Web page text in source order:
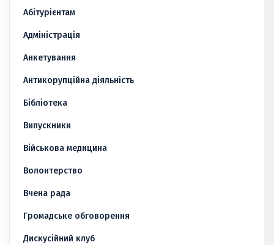
Абітурієнтам
Адміністрація
Анкетування
Антикорупційна діяльність
Бібліотека
Випускники
Військова медицина
Волонтерство
Вчена рада
Громадське обговорення
Дискусійний клуб